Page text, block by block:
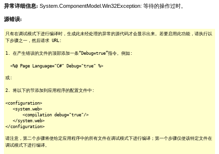
异常详细信息: System.ComponentModel.Win32Exception: 等待的操作过时。
源错误:
只有在调试模式下进行编译时，生成此未经处理的异常的源代码才会显示出来。若要启用此功能，请执行以
下步骤之一，然后请求 URL:
1. 在产生错误的文件的顶部添加一条“Debug=true”指令。例如:
<%@ Page Language="C#" Debug="true" %>
或:
2. 将以下的节添加到应用程序的配置文件中:
<configuration>
<system.web>
<compilation debug="true"/>
</system.web>
</configuration>
请注意，第二个步骤将使给定应用程序中的所有文件在调试模式下进行编译；第一个步骤仅使该特定文件在
调试模式下进行编译。